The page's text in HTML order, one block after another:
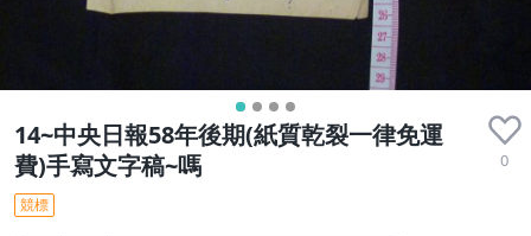
14~中央日報58年後期(紙質乾裂一律免運
費)手寫文字稿~嗎
0
競標